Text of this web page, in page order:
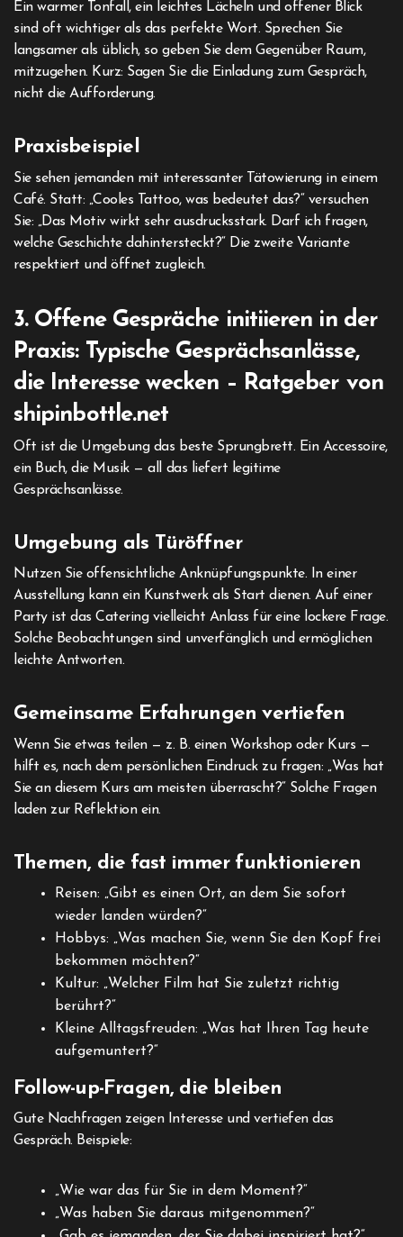
Ein warmer Tonfall, ein leichtes Lächeln und offener Blick
sind oft wichtiger als das perfekte Wort. Sprechen Sie
langsamer als üblich, so geben Sie dem Gegenüber Raum,
mitzugehen. Kurz: Sagen Sie die Einladung zum Gespräch,
nicht die Aufforderung.
Praxisbeispiel
Sie sehen jemanden mit interessanter Tätowierung in einem
Café. Statt: „Cooles Tattoo, was bedeutet das?“ versuchen
Sie: „Das Motiv wirkt sehr ausdrucksstark. Darf ich fragen,
welche Geschichte dahintersteckt?“ Die zweite Variante
respektiert und öffnet zugleich.
3. Offene Gespräche initiieren in der
Praxis: Typische Gesprächsanlässe,
die Interesse wecken – Ratgeber von
shipinbottle.net
Oft ist die Umgebung das beste Sprungbrett. Ein Accessoire,
ein Buch, die Musik — all das liefert legitime
Gesprächsanlässe.
Umgebung als Türöffner
Nutzen Sie offensichtliche Anknüpfungspunkte. In einer
Ausstellung kann ein Kunstwerk als Start dienen. Auf einer
Party ist das Catering vielleicht Anlass für eine lockere Frage.
Solche Beobachtungen sind unverfänglich und ermöglichen
leichte Antworten.
Gemeinsame Erfahrungen vertiefen
Wenn Sie etwas teilen — z. B. einen Workshop oder Kurs —
hilft es, nach dem persönlichen Eindruck zu fragen: „Was hat
Sie an diesem Kurs am meisten überrascht?“ Solche Fragen
laden zur Reflektion ein.
Themen, die fast immer funktionieren
Reisen: „Gibt es einen Ort, an dem Sie sofort
wieder landen würden?“
Hobbys: „Was machen Sie, wenn Sie den Kopf frei
bekommen möchten?“
Kultur: „Welcher Film hat Sie zuletzt richtig
berührt?“
Kleine Alltagsfreuden: „Was hat Ihren Tag heute
aufgemuntert?“
Follow-up-Fragen, die bleiben
Gute Nachfragen zeigen Interesse und vertiefen das
Gespräch. Beispiele:
„Wie war das für Sie in dem Moment?“
„Was haben Sie daraus mitgenommen?“